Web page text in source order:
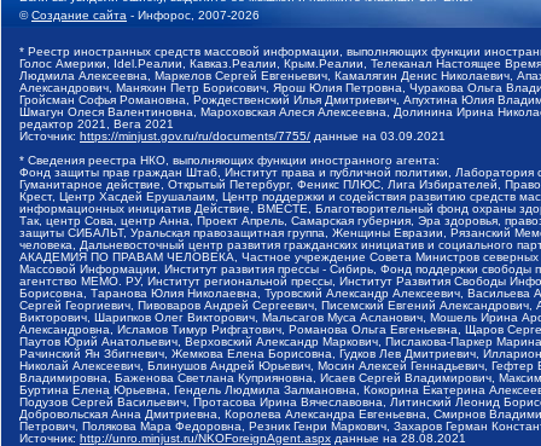
©Создание сайта - Инфорос, 2007-2026
* Реестр иностранных средств массовой информации, выполняющих функции
Голос Америки, Idel.Реалии, Кавказ.Реалии, Крым.Реалии, Телеканал Настоящее
Людмила Алексеевна, Маркелов Сергей Евгеньевич, Камалягин Денис Николаевич,
Александрович, Маняхин Петр Борисович, Ярош Юлия Петровна, Чуракова Ольга
Гройсман Софья Романовна, Рождественский Илья Дмитриевич, Апухтина Юлия
Шмагун Олеся Валентиновна, Мароховская Алеся Алексеевна, Долинина Ирина
редактор 2021, Вега 2021
Источник: https://minjust.gov.ru/ru/documents/7755/ данные на 03.09.2021
* Сведения реестра НКО, выполняющих функции иностранного агента:
Фонд защиты прав граждан Штаб, Институт права и публичной политики,
Гуманитарное действие, Открытый Петербург, Феникс ПЛЮС, Лига Избирателей,
Крест, Центр Хасдей Ерушалаим, Центр поддержки и содействия развитию средств
информационных инициатив Действие, ВМЕСТЕ, Благотворительный фонд охраны
Так, центр Сова, центр Анна, Проект Апрель, Самарская губерния, Эра здоровья,
защиты СИБАЛЬТ, Уральская правозащитная группа, Женщины Евразии, Рязанский
человека, Дальневосточный центр развития гражданских инициатив и социального
АКАДЕМИЯ ПО ПРАВАМ ЧЕЛОВЕКА, Частное учреждение Совета Министров северных
Массовой Информации, Институт развития прессы - Сибирь, Фонд поддержки
агентство МЕМО. РУ, Институт региональной прессы, Институт Развития Свободы
Борисовна, Таранова Юлия Николаевна, Туровский Александр Алексеевич,
Сергей Георгиевич, Пивоваров Андрей Сергеевич, Писемский Евгений
Викторович, Шарипков Олег Викторович, Мальсагов Муса Асланович, Мошель Ирина
Александровна, Исламов Тимур Рифгатович, Романова Ольга Евгеньевна, Щаров
Паутов Юрий Анатольевич, Верховский Александр Маркович, Пислакова-Паркер
Рачинский Ян Збигневич, Жемкова Елена Борисовна, Гудков Лев Дмитриевич,
Николай Алексеевич, Блинушов Андрей Юрьевич, Мосин Алексей Геннадьевич,
Владимировна, Баженова Светлана Куприяновна, Исаев Сергей Владимирович,
Буртина Елена Юрьевна, Гендель Людмила Залмановна, Кокорина Екатерина
Подузов Сергей Васильевич, Протасова Ирина Вячеславовна, Литинский Леонид
Добровольская Анна Дмитриевна, Королева Александра Евгеньевна, Смирнов
Петрович, Полякова Мара Федоровна, Резник Генри Маркович, Захаров Герман
Источник: http://unro.minjust.ru/NKOForeignAgent.aspx данные на 28.08.2021